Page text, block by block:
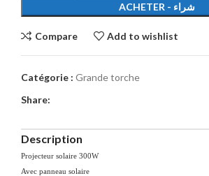
ACHETER - شراء
Compare Add to wishlist
Catégorie : Grande torche
Share:
Description
Projecteur solaire 300W
Avec panneau solaire